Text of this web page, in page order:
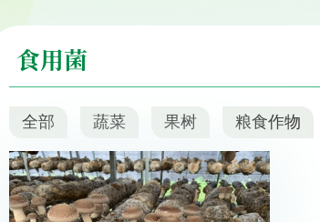
食用菌
全部 蔬菜 果树 粮食作物